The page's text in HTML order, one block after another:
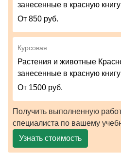
занесенные в красную книгу
От 850 руб.
Курсовая
Растения и животные
занесенные в красную книгу
От 1500 руб.
Получить выполненную
специалиста по вашему
Узнать стоимость